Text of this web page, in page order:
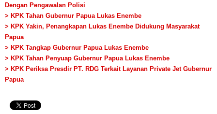
Dengan Pengawalan Polisi
> KPK Tahan Gubernur Papua Lukas Enembe
> KPK Yakin, Penangkapan Lukas Enembe Didukung Masyarakat
Papua
> KPK Tangkap Gubernur Papua Lukas Enembe
> KPK Tahan Penyuap Gubernur Papua Lukas Enembe
> KPK Periksa Presdir PT. RDG Terkait Layanan Private Jet Gubernur
Papua